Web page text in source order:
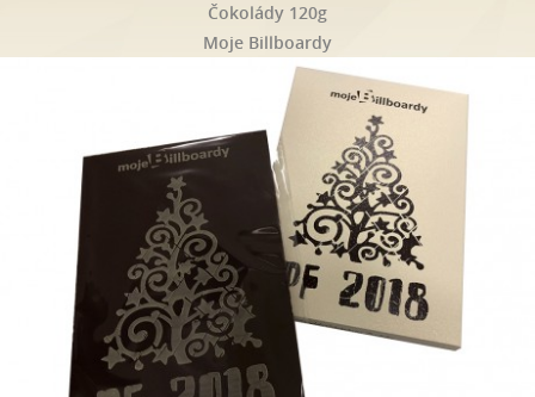
Čokolády 120g
Moje Billboardy